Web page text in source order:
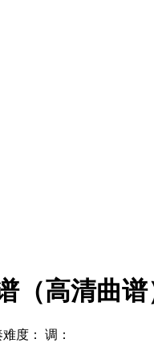
（高清曲谱
度： 调：